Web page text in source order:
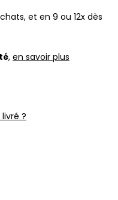
et en 9 ou 12x dès
, en savoir plus
?